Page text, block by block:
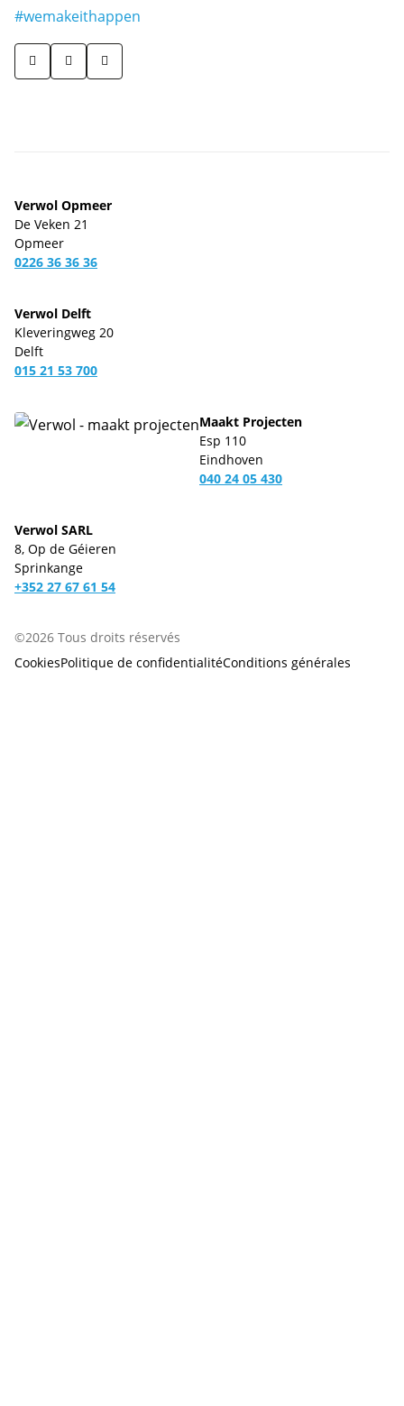
#wemakeithappen
Verwol Opmeer
De Veken 21
Opmeer
0226 36 36 36
Verwol Delft
Kleveringweg 20
Delft
015 21 53 700
Maakt Projecten
Esp 110
Eindhoven
040 24 05 430
Verwol SARL
8, Op de Géieren
Sprinkange
+352 27 67 61 54
©2026 Tous droits réservés
CookiesPolitique de confidentialitéConditions générales